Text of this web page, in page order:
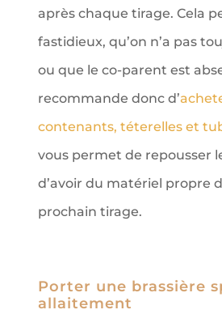
après chaque tirage. Cela
fastidieux, qu’on n’a pas
ou que le co-parent est
recommande donc d’
contenants, téterelles et
vous permet de repousser
d’avoir du matériel propre
prochain tirage.
Porter une brassière
allaitement